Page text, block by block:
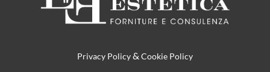
Privacy Policy& Cookie Policy